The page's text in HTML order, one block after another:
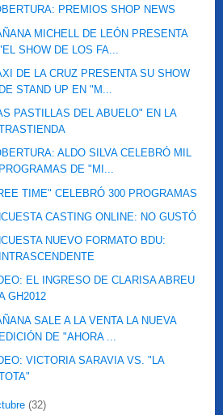
PREMIOS SHOP NEWS
MICHELL DE LEÓN PRESENTA
SHOW DE LOS FA...
DE LA CRUZ PRESENTA SU SHOW
STAND UP EN "M...
PASTILLAS DEL ABUELO" EN LA
ALDO SILVA CELEBRÓ MIL
DE "MI...
TIME" CELEBRÓ 300 PROGRAMAS
CASTING ONLINE: NO GUSTÓ
NUEVO FORMATO BDU:
EL INGRESO DE CLARISA ABREU
GH2012
SALE A LA VENTA LA NUEVA
DE "AHORA ...
VICTORIA SARAVIA VS. "LA
(32)